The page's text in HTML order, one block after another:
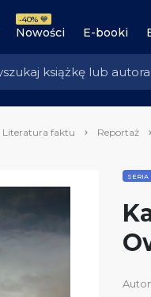
Nowości
-40% 💙
E-booki
Literatura faktu Reportaż
SERIA